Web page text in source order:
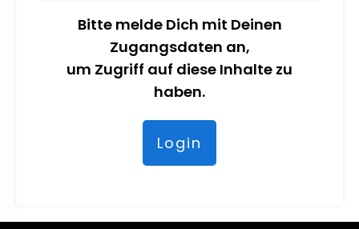
Bitte melde Dich mit Deinen
Zugangsdaten an,
um Zugriff auf diese Inhalte zu
haben.
Login